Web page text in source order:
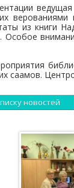
из книги
Особое
саамов.
новостей